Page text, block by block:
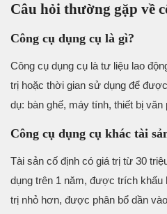
Câu hỏi thường gặp về
Công cụ dụng cụ là gì?
Công cụ dụng cụ là tư liệu lao
trị hoặc thời gian sử dụng để
dụ: bàn ghế, máy tính, thiết bị văn
Công cụ dụng cụ khác tài
Tài sản cố định có giá trị từ 30
dụng trên 1 năm, được trích khấu
trị nhỏ hơn, được phân bổ dần